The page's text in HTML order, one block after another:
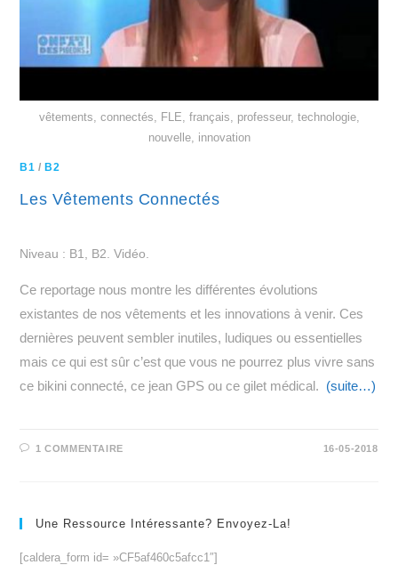
vêtements, connectés, FLE, français, professeur, technologie,
nouvelle, innovation
B1 /B2
Les Vêtements Connectés
Niveau : B1, B2. Vidéo.
Ce reportage nous montre les différentes évolutions
existantes de nos vêtements et les innovations à venir. Ces
dernières peuvent sembler inutiles, ludiques ou essentielles
mais ce qui est sûr c’est que vous ne pourrez plus vivre sans
ce bikini connecté, ce jean GPS ou ce gilet médical. (suite…)
1 COMMENTAIRE 16-05-2018
Une Ressource Intéressante? Envoyez-La!
[caldera_form id= »CF5af460c5afcc1″]